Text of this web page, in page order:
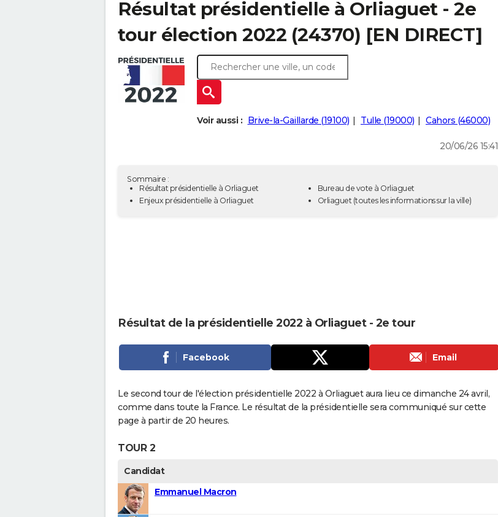
Résultat présidentielle à Orliaguet - 2e
tour élection 2022 (24370) [EN DIRECT]
Voir aussi : Brive-la-Gaillarde (19100) Tulle (19000) Cahors (46000)
20/06/26 15:41
Sommaire :
Résultat présidentielle à Orliaguet
Enjeux présidentielle à Orliaguet
Bureau de vote à Orliaguet
Orliaguet(toutes les informations sur la ville)
Résultat de la présidentielle 2022 à Orliaguet - 2e tour
Facebook Email
Le second tour de l'élection présidentielle 2022 à Orliaguet aura lieu ce dimanche 24 avril,
comme dans toute la France. Le résultat de la présidentielle sera communiqué sur cette
page à partir de 20 heures.
TOUR 2
Candidat
Emmanuel Macron